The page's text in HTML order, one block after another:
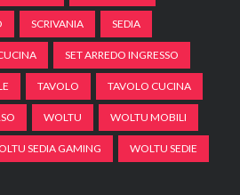
SCRIVANIA SEDIA
SET ARREDO INGRESSO
TAVOLO TAVOLO CUCINA
WOLTU WOLTU MOBILI
SEDIA GAMING WOLTU SEDIE